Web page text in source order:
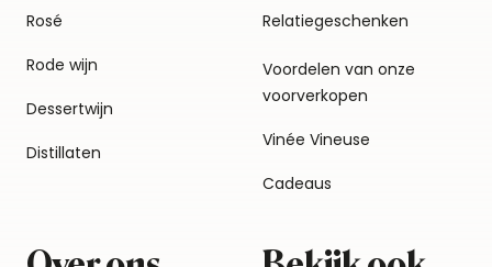
Rosé
Rode wijn
Dessertwijn
Distillaten
Relatiegeschenken
Voordelen van onze
voorverkopen
Vinée Vineuse
Cadeaus